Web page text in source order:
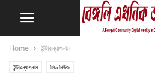
Home ইন্টারন্যাশনাল
ইন্টারন্যাশনাল লিড নিউজ